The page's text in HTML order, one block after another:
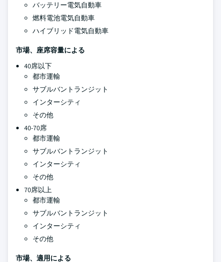
バッテリー電気自動車
燃料電池電気自動車
ハイブリッド電気自動車
市場、座席容量による
40席以下
都市運輸
サブルバントランジット
インターシティ
その他
40-70席
都市運輸
サブルバントランジット
インターシティ
その他
70席以上
都市運輸
サブルバントランジット
インターシティ
その他
市場、適用による